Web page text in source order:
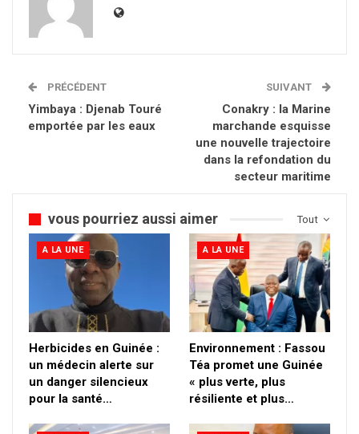
PRÉCÉDENT
Yimbaya : Djenab Touré
emportée par les eaux
SUIVANT
Conakry : la Marine
marchande esquisse
une nouvelle trajectoire
dans la refondation du
secteur maritime
Tout
vous pourriez aussi aimer
A LA UNE
Herbicides en Guinée :
un médecin alerte sur
un danger silencieux
pour la santé…
A LA UNE
Environnement : Fassou
Téa promet une Guinée
« plus verte, plus
résiliente et plus…